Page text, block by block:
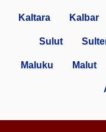
Kaltara Kalbar
Sulut
Maluku Malut